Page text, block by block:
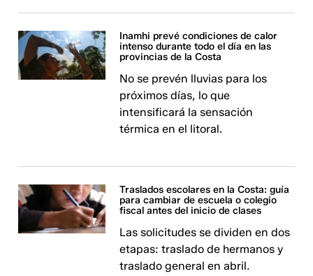
Inamhi prevé condiciones de calor
intenso durante todo el día en las
provincias de la Costa
No se prevén lluvias para los
próximos días, lo que
intensificará la sensación
térmica en el litoral.
Traslados escolares en la Costa: guía
para cambiar de escuela o colegio
fiscal antes del inicio de clases
Las solicitudes se dividen en dos
etapas: traslado de hermanos y
traslado general en abril.